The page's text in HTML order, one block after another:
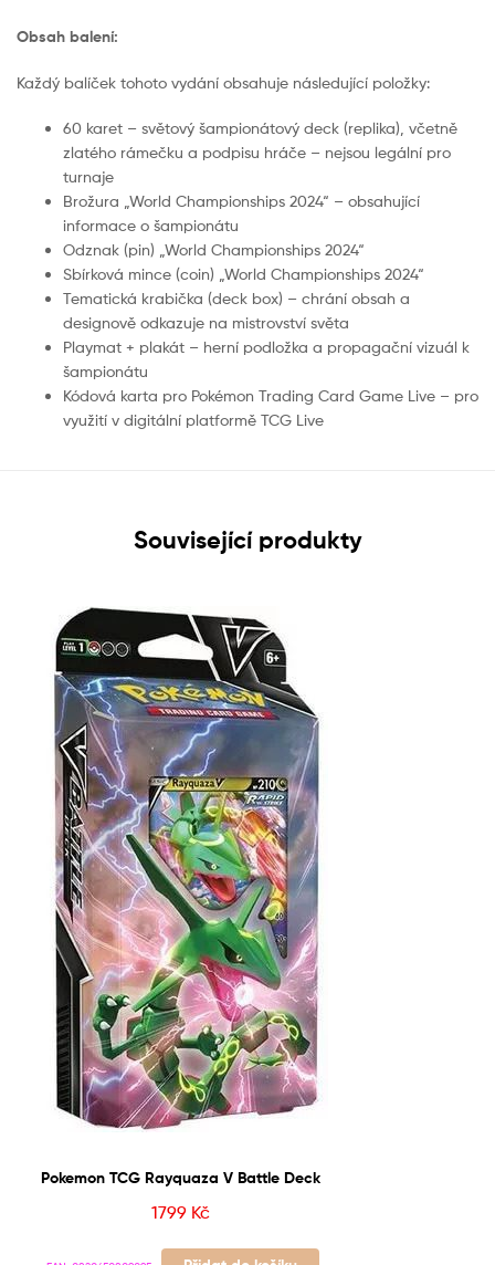
Obsah balení:
Každý balíček tohoto vydání obsahuje následující položky:
60 karet – světový šampionátový deck (replika), včetně
zlatého rámečku a podpisu hráče – nejsou legální pro
turnaje
Brožura „World Championships 2024“ – obsahující
informace o šampionátu
Odznak (pin) „World Championships 2024“
Sbírková mince (coin) „World Championships 2024“
Tematická krabička (deck box) – chrání obsah a
designově odkazuje na mistrovství světa
Playmat + plakát – herní podložka a propagační vizuál k
šampionátu
Kódová karta pro Pokémon Trading Card Game Live – pro
využití v digitální platformě TCG Live
Související produkty
Pokemon TCG Rayquaza V Battle Deck
1799 Kč